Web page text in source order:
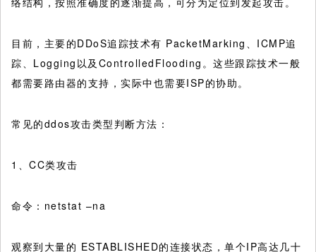
目前，主要的DDoS追踪技术有 PacketMarking、ICMP追
踪、Logging以及ControlledFlooding。这些跟踪技术一般
都需要路由器的支持，实际中也需要ISP的协助。
常见的ddos攻击类型判断方法：
1、CC类攻击
命令：netstat –na
观察到大量的 ESTABLISHED的连接状态，单个IP高达几十